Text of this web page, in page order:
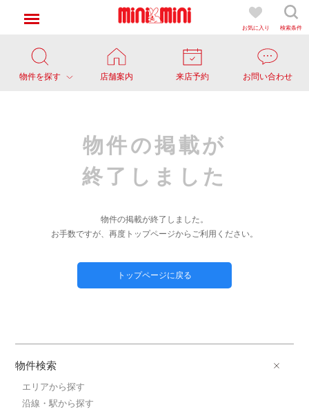
お気に入り 検索条件
物件を探す 店舗案内 来店予約 お問い合わせ
物件の掲載が
終了しました
物件の掲載が終了しました。
お手数ですが、再度トップページからご利用ください。
トップページに戻る
物件検索
エリアから探す
沿線・駅から探す